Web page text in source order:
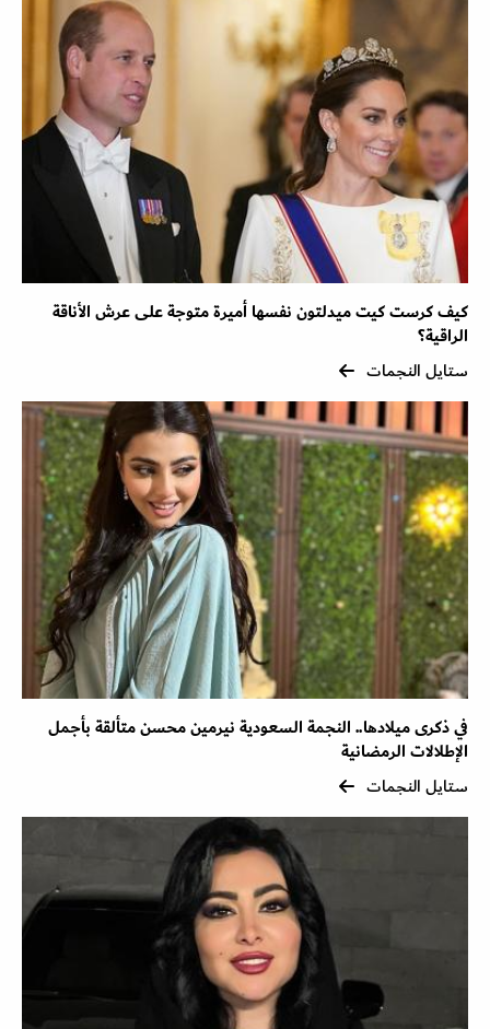
كيف كرست كيت ميدلتون نفسها أميرة متوجة على عرش الأناقة
الراقية؟
ستايل النجمات
في ذكرى ميلادها.. النجمة السعودية نيرمين محسن متألقة بأجمل
الإطلالات الرمضانية
ستايل النجمات